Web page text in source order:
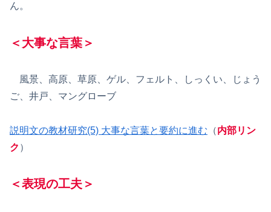
ん。
＜大事な言葉＞
風景、高原、草原、ゲル、フェルト、しっくい、じょう
ご、井戸、マングローブ
説明文の教材研究(5) 大事な言葉と要約に進む （内部リン
ク ）
＜表現の工夫＞